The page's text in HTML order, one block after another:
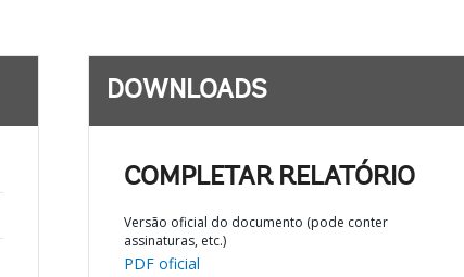
DOWNLOADS
COMPLETAR RELATÓRIO
Versão oficial do documento (pode conter
assinaturas, etc.)
PDF oficial